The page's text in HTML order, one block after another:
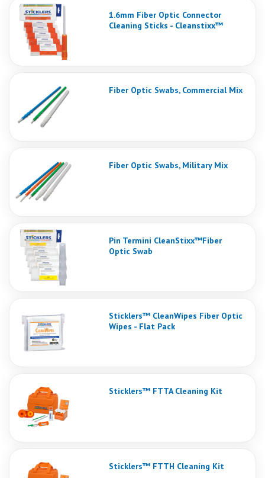
1.6mm Fiber Optic Connector
Cleaning Sticks - Cleanstixx™
Fiber Optic Swabs, Commercial Mix
Fiber Optic Swabs, Military Mix
Pin Termini CleanStixx™Fiber
Optic Swab
Sticklers™ CleanWipes Fiber Optic
Wipes - Flat Pack
Sticklers™ FTTA Cleaning Kit
Sticklers™ FTTH Cleaning Kit